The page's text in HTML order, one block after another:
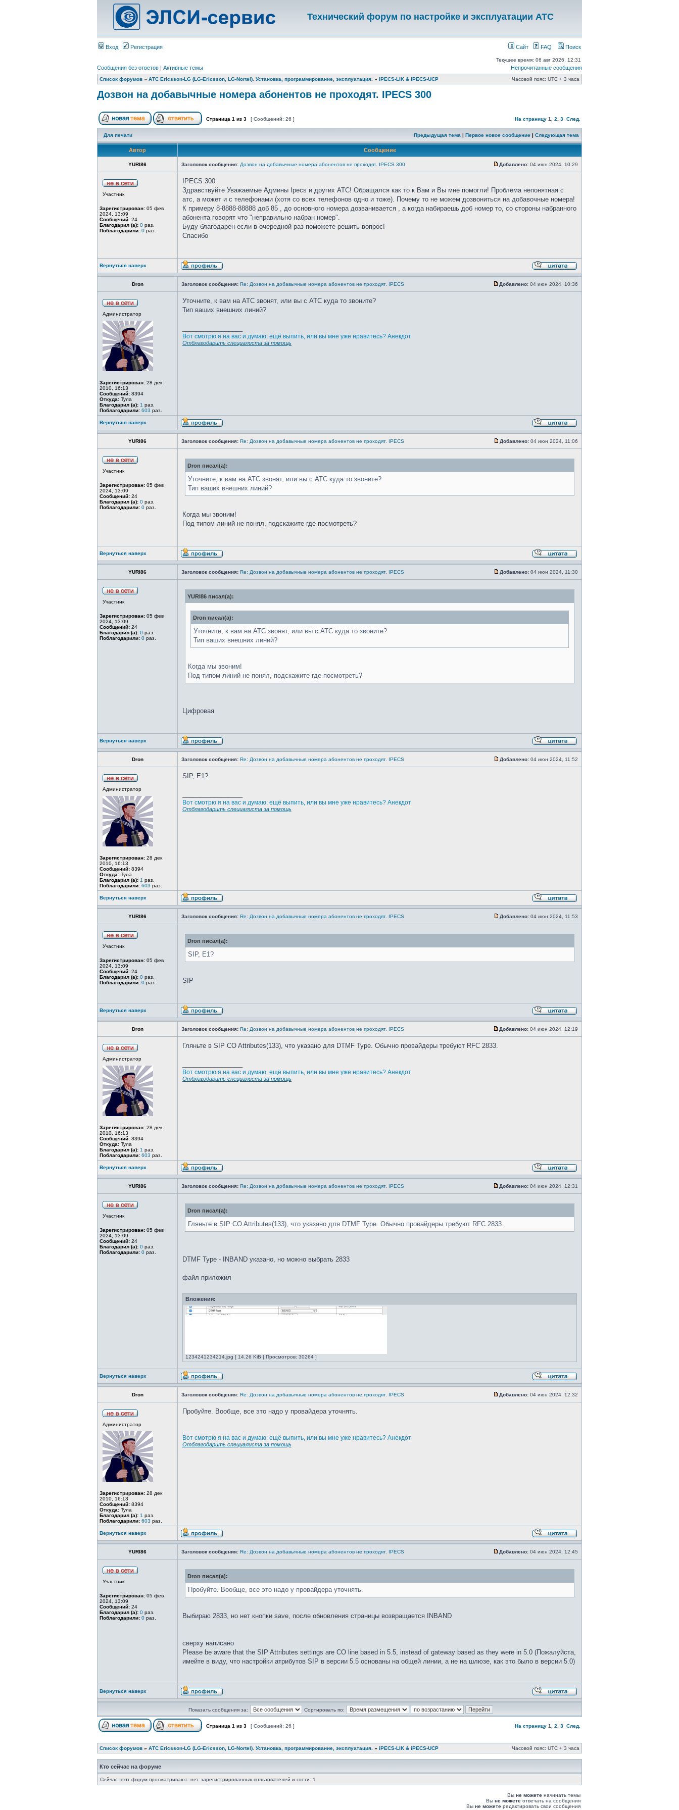
Технический форум по настройке и эксплуатации АТС
Вход Регистрация Сайт FAQ Поиск
Текущее время: 06 авг 2026, 12:31
Сообщения без ответов | Активные темы Непрочитанные сообщения
Список форумов » АТС Ericsson-LG (LG-Ericsson, LG-Nortel). Установка, программирование, эксплуатация. » iPECS-LIK & iPECS-UCP Часовой пояс: UTC + 3 часа
Дозвон на добавычные номера абонентов не проходят. IPECS 300
Страница 1 из 3 [ Сообщений: 26 ] На страницу 1 2 3 След.
Для печати Предыдущая тема | Первое новое сообщение | Следующая тема
Автор Сообщение
YURI86 Заголовок сообщения: Дозвон на добавычные номера абонентов не проходят. IPECS 300 Добавлено: 04 июн 2024, 10:29
Участник
Зарегистрирован: 05 фев
2024, 13:09
Сообщений: 24
Благодарил (а): 0 раз.
Поблагодарили: 0 раз.
IPECS 300
Здравствуйте Уважаемые Админы Ipecs и других АТС! Обращался как то к Вам и Вы мне помогли! Проблема непонятная с
атс, а может и с телефонами (хотя со всех телефонов одно и тоже). Почему то не можем дозвониться на добавочные номера!
К примеру 8-8888-88888 доб 85 , до основного номера дозванивается , а когда набираешь доб номер то, со стороны набранного
абонента говорят что "неправильно набран номер".
Буду благодарен если в очередной раз поможете решить вопрос!
Спасибо
Вернуться наверх
Dron Заголовок сообщения: Re: Дозвон на добавычные номера абонентов не проходят. IPECS Добавлено: 04 июн 2024, 10:36
Администратор
Зарегистрирован: 28 дек
2010, 16:13
Сообщений: 8394
Откуда: Тула
Благодарил (а): 1 раз.
Поблагодарили: 603 раз.
Уточните, к вам на АТС звонят, или вы с АТС куда то звоните?
Тип ваших внешних линий?
Вот смотрю я на вас и думаю: ещё выпить, или вы мне уже нравитесь? Анекдот
Отблагодарить специалиста за помощь
Вернуться наверх
YURI86 Заголовок сообщения: Re: Дозвон на добавычные номера абонентов не проходят. IPECS Добавлено: 04 июн 2024, 11:06
Участник
Зарегистрирован: 05 фев
2024, 13:09
Сообщений: 24
Благодарил (а): 0 раз.
Поблагодарили: 0 раз.
Dron писал(а):
Уточните, к вам на АТС звонят, или вы с АТС куда то звоните?
Тип ваших внешних линий?
Когда мы звоним!
Под типом линий не понял, подскажите где посмотреть?
Вернуться наверх
YURI86 Заголовок сообщения: Re: Дозвон на добавычные номера абонентов не проходят. IPECS Добавлено: 04 июн 2024, 11:30
Участник
Зарегистрирован: 05 фев
2024, 13:09
Сообщений: 24
Благодарил (а): 0 раз.
Поблагодарили: 0 раз.
YURI86 писал(а):
Dron писал(а):
Уточните, к вам на АТС звонят, или вы с АТС куда то звоните?
Тип ваших внешних линий?
Когда мы звоним!
Под типом линий не понял, подскажите где посмотреть?
Цифровая
Вернуться наверх
Dron Заголовок сообщения: Re: Дозвон на добавычные номера абонентов не проходят. IPECS Добавлено: 04 июн 2024, 11:52
Администратор
Зарегистрирован: 28 дек
2010, 16:13
Сообщений: 8394
Откуда: Тула
Благодарил (а): 1 раз.
Поблагодарили: 603 раз.
SIP, E1?
Вот смотрю я на вас и думаю: ещё выпить, или вы мне уже нравитесь? Анекдот
Отблагодарить специалиста за помощь
Вернуться наверх
YURI86 Заголовок сообщения: Re: Дозвон на добавычные номера абонентов не проходят. IPECS Добавлено: 04 июн 2024, 11:53
Участник
Зарегистрирован: 05 фев
2024, 13:09
Сообщений: 24
Благодарил (а): 0 раз.
Поблагодарили: 0 раз.
Dron писал(а):
SIP, E1?
SIP
Вернуться наверх
Dron Заголовок сообщения: Re: Дозвон на добавычные номера абонентов не проходят. IPECS Добавлено: 04 июн 2024, 12:19
Администратор
Зарегистрирован: 28 дек
2010, 16:13
Сообщений: 8394
Откуда: Тула
Благодарил (а): 1 раз.
Поблагодарили: 603 раз.
Гляньте в SIP CO Attributes(133), что указано для DTMF Type. Обычно провайдеры требуют RFC 2833.
Вот смотрю я на вас и думаю: ещё выпить, или вы мне уже нравитесь? Анекдот
Отблагодарить специалиста за помощь
Вернуться наверх
YURI86 Заголовок сообщения: Re: Дозвон на добавычные номера абонентов не проходят. IPECS Добавлено: 04 июн 2024, 12:31
Участник
Зарегистрирован: 05 фев
2024, 13:09
Сообщений: 24
Благодарил (а): 0 раз.
Поблагодарили: 0 раз.
Dron писал(а):
Гляньте в SIP CO Attributes(133), что указано для DTMF Type. Обычно провайдеры требуют RFC 2833.
DTMF Type - INBAND указано, но можно выбрать 2833
файл приложил
Вложения:
1234241234214.jpg [ 14.26 KiB | Просмотров: 30264 ]
Вернуться наверх
Dron Заголовок сообщения: Re: Дозвон на добавычные номера абонентов не проходят. IPECS Добавлено: 04 июн 2024, 12:32
Администратор
Зарегистрирован: 28 дек
2010, 16:13
Сообщений: 8394
Откуда: Тула
Благодарил (а): 1 раз.
Поблагодарили: 603 раз.
Пробуйте. Вообще, все это надо у провайдера уточнять.
Вот смотрю я на вас и думаю: ещё выпить, или вы мне уже нравитесь? Анекдот
Отблагодарить специалиста за помощь
Вернуться наверх
YURI86 Заголовок сообщения: Re: Дозвон на добавычные номера абонентов не проходят. IPECS Добавлено: 04 июн 2024, 12:45
Участник
Зарегистрирован: 05 фев
2024, 13:09
Сообщений: 24
Благодарил (а): 0 раз.
Поблагодарили: 0 раз.
Dron писал(а):
Пробуйте. Вообще, все это надо у провайдера уточнять.
Выбираю 2833, но нет кнопки save, после обновления страницы возвращается INBAND
сверху написано
Please be aware that the SIP Attributes settings are CO line based in 5.5, instead of gateway based as they were in 5.0 (Пожалуйста,
имейте в виду, что настройки атрибутов SIP в версии 5.5 основаны на общей линии, а не на шлюзе, как это было в версии 5.0)
Вернуться наверх
Показать сообщения за: Сортировать по:
Страница 1 из 3 [ Сообщений: 26 ] На страницу 1 2 3 След.
Список форумов » АТС Ericsson-LG (LG-Ericsson, LG-Nortel). Установка, программирование, эксплуатация. » iPECS-LIK & iPECS-UCP Часовой пояс: UTC + 3 часа
Кто сейчас на форуме
Сейчас этот форум просматривают: нет зарегистрированных пользователей и гости: 1
Вы не можете начинать темы
Вы не можете отвечать на сообщения
Вы не можете редактировать свои сообщения